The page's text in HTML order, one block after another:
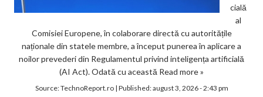
cială
al
Comisiei Europene, în colaborare directă cu autoritățile
naționale din statele membre, a început punerea în aplicare a
noilor prevederi din Regulamentul privind inteligența artificială
(AI Act). Odată cu această Read more »
Source:TechnoReport.ro| Published:august 3, 2026 - 2:43 pm